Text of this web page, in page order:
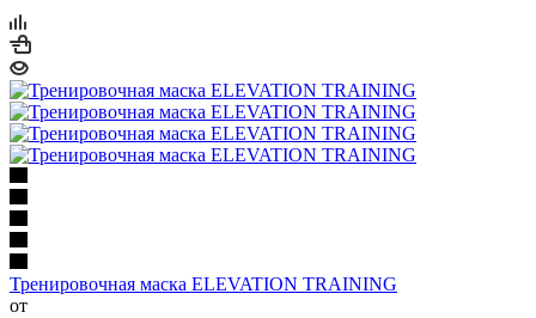
Тренировочная маска ELEVATION TRAINING
от